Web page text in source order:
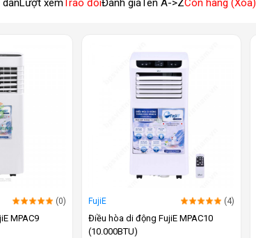
dầnLượt xemTrao đổiĐánh giáTên A->ZCòn hàng (Xóa)
(0)
MPAC9
FujiE (4)
Điều hòa di động FujiE MPAC10
(10.000BTU)